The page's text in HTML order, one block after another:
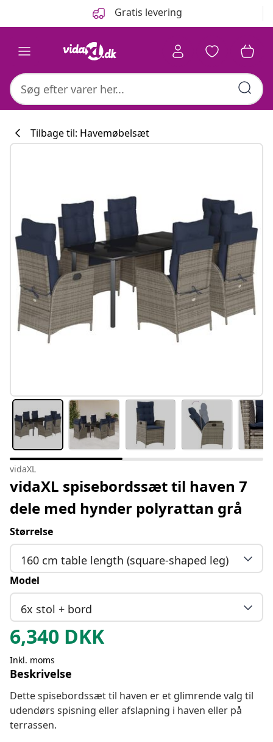
Gratis levering
#sharemevidaxl
Tilbage til: Havemøbelsæt
vidaXL
vidaXL spisebordssæt til haven 7
dele med hynder polyrattan grå
Størrelse
160 cm table length (square-shaped leg)
Model
6x stol + bord
6,340 DKK
Inkl. moms
Beskrivelse
Dette spisebordssæt til haven er et glimrende valg til
udendørs spisning eller afslapning i haven eller på
terrassen.